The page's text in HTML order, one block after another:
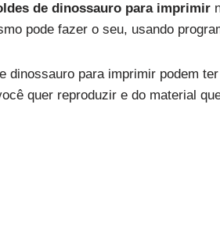
de dinossauro para imprimir
pode fazer o seu, usando
dinossauro para imprimir podem
quer reproduzir e do material